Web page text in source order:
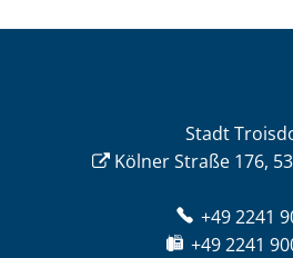
Stadt
Kölner Straße 176,
+49 2241
+49 2241